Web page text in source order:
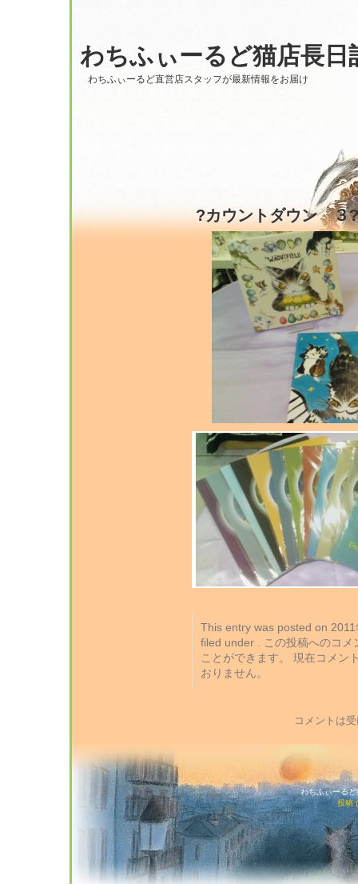
わちふぃーるど猫店長日
わちふぃーるど直営店スタッフが最新情報をお届け
?カウントダウン ３?
This entry was posted on
filed under . この投稿へのコ
ことができます。 現在コメン
おりません。
コメントは
わちふぃーる
投稿